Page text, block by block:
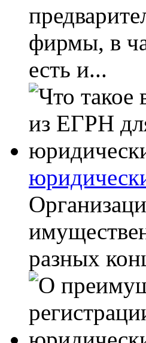
фирмы, в
есть и...
разных